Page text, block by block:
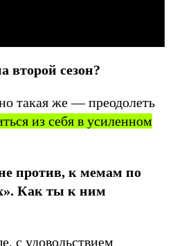
второй сезон?
такая же — преодолеть
из себя в усиленном
против, к мемам по
Как ты к ним
с удовольствием